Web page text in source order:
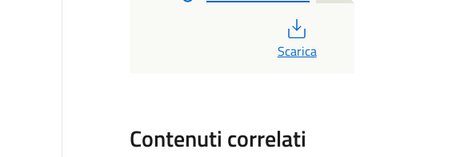
Scarica
Contenuti correlati